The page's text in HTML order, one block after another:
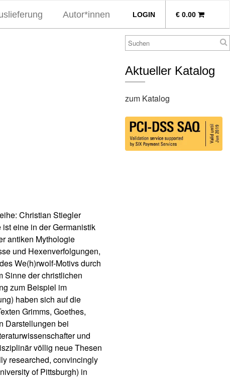
LOGIN € 0.00
Autor*innen
Christian Stiegler
eine in der Germanistik
antiken Mythologie
und Hexenverfolgungen,
We(h)rwolf-Motivs durch
Sinne der christlichen
zum Beispiel im
haben sich auf die
Grimms, Goethes,
Darstellungen bei
und
völlig neue Thesen
researched, convincingly
of Pittsburgh) in
Aktueller Katalog
zum Katalog